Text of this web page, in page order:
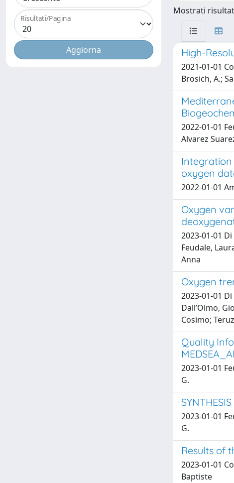
Risultati/Pagina
Mostrati
High-
2021-01-01
Brosich, A.;
2022-01-01
Alvarez
Integration
oxygen
2022-01-01
Oxygen
2023-01-01
Feudale,
Anna
Oxygen
2023-01-01
Dall’Olmo,
Cosimo;
Quality
2023-01-01
G.
2023-01-01
G.
Results of
2023-01-01
Baptiste